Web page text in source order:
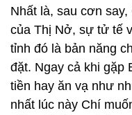
Nhất là, sau cơn
của Thị Nở, sự tử tế
tỉnh đó là bản năng
đặt. Ngay cả khi gặp
tiền hay ăn vạ như
nhất lúc này Chí